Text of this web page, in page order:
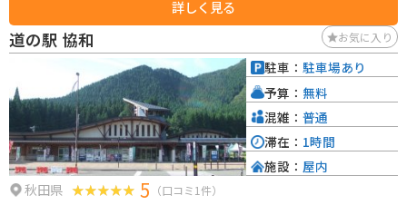
ったりな特産品を購入することができます。 周辺には、キャンプ場や温泉施
設もあるので、宿泊してゆっくりと過ごすのもおすすめです。バイクで訪れ
る場合、駐車場も広く停めやすいので安心です。 周辺道路は、ワインディン
グロードとしても人気があり、ツーリングにも最適なエリアです。ただし、
山間部のため、天候の変化には注意が必要です。 道の駅 錦秋湖で、雄大な自
然と触れ合いながら、地元の美味しいものを楽しんでみてはいかがでしょう
か。
詳しく見る
道の駅 協和 お気に入り
秋田県 5 （口コミ1件）
駐車： 駐車場あり
予算： 無料
混雑： 普通
滞在： 1時間
施設： 屋内